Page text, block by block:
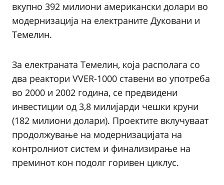
вкупно 392 милиони американски долари во
модернизација на електраните Дуковани и
Темелин.
За електраната Темелин, која располага со
два реактори VVER-1000 ставени во употреба
во 2000 и 2002 година, се предвидени
инвестиции од 3,8 милијарди чешки круни
(182 милиони долари). Проектите вклучуваат
продолжување на модернизацијата на
контролниот систем и финализирање на
преминот кон подолг горивен циклус.